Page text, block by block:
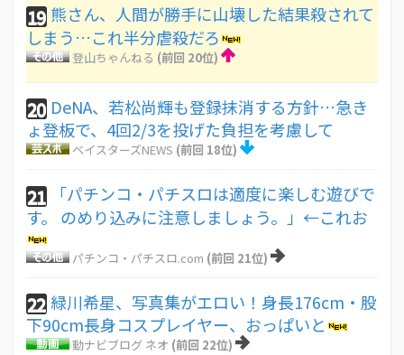
19 熊さん、人間が勝手に山壊した結果殺されて
しまう…これ半分虐殺だろ
登山ちゃんねる (前回 20位)
20 DeNA、若松尚輝も登録抹消する方針…急き
ょ登板で、4回2/3を投げた負担を考慮して
ベイスターズNEWS (前回 18位)
21
「パチンコ・パチスロは適度に楽しむ遊びで
す。 のめり込みに注意しましょう。」←これお
パチンコ・パチスロ.com (前回 21位)
22 緑川希星、写真集がエロい！身長176cm・股
下90cm長身コスプレイヤー、おっぱいと
動ナビブログ ネオ (前回 22位)